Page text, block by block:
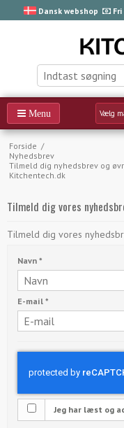
Dansk webshop
Forside /
Nyhedsbrev
Tilmeld dig nyhedsbrev og
Kitchentech.dk
Tilmeld dig vores
Tilmeld dig vores
Navn *
E-mail *
Jeg har læst og